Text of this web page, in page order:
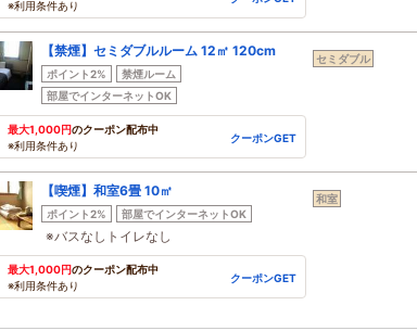
※利用条件あり
【禁煙】セミダブルルーム 12㎡ 120cm
ポイント2%
禁煙ルーム
部屋でインターネットOK
最大1,000円のクーポン配布中
※利用条件あり
クーポンGET
セミダブル
【喫煙】和室6畳 10㎡
ポイント2% 部屋でインターネットOK
※バスなしトイレなし
最大1,000円のクーポン配布中
※利用条件あり
クーポンGET
和室